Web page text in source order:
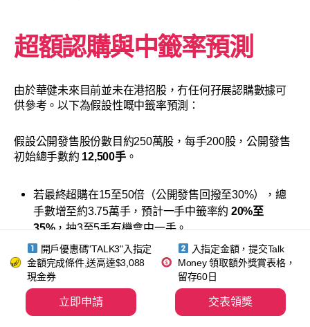
超額認購與中籤率預測
由於華健未來目前並未在港招股，冇任何孖展認購數據可
供參考。以下為假設性嘅中籤率預測：
假設公開發售股份數目約250萬股，每手200股，公開發售
初始總手數約 12,500手。
若最終超購在15至50倍（公開發售回撥至30%），總
手數增至約3.75萬手，預計一手中籤率約 20%至
35%，抽3至5手有機會中一手。
若最終超購大幅攀升至50至100倍（回撥至40%），總
手數增至約5萬手，中籤率有機會維持喺15%至25%。
若最終超購超過100倍（回撥至50%），總手數增至約
6.25萬手，中籤率或回升至
20%至35%。
開戶優惠碼"TALK3"入指定
金額完成條件,送高達$3,088
現金券
立即申請
入指定金額，提交Talk
Money 領取額外獎賞表格，
留存60日
交表領獎